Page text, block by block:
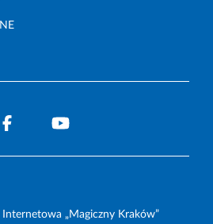
„Magiczny Kraków”